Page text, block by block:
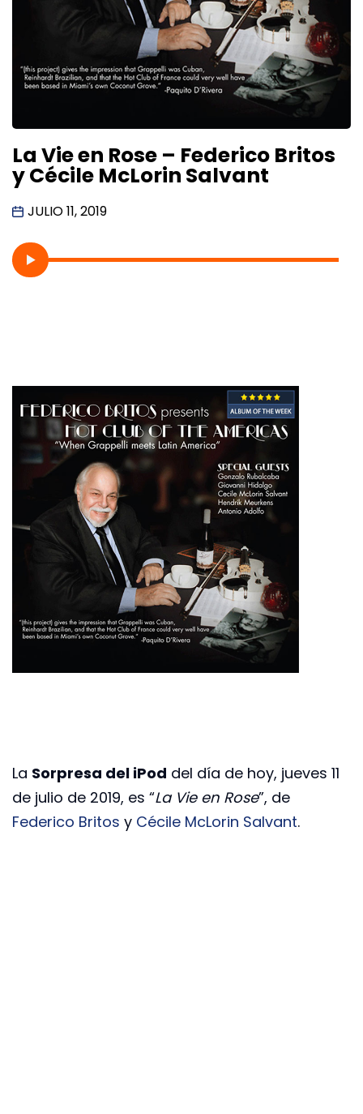
La Vie en Rose – Federico Britos
y Cécile McLorin Salvant
JULIO 11, 2019
La Sorpresa del iPod del día de hoy, jueves 11
de julio de 2019, es “La Vie en Rose”, de
Federico Britos y Cécile McLorin Salvant.